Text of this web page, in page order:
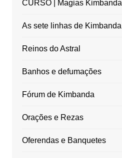
CURSO | Magias Kimbanda
As sete linhas de Kimbanda
Reinos do Astral
Banhos e defumações
Fórum de Kimbanda
Orações e Rezas
Oferendas e Banquetes